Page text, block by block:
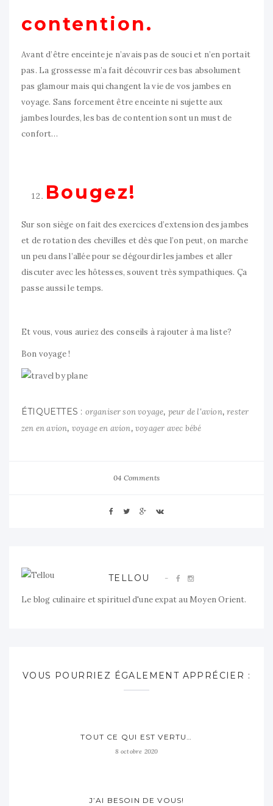
contention.
Avant d’être enceinte je n’avais pas de souci et n’en portait
pas. La grossesse m’a fait découvrir ces bas absolument
pas glamour mais qui changent la vie de vos jambes en
voyage. Sans forcement être enceinte ni sujette aux
jambes lourdes, les bas de contention sont un must de
confort…
Bougez!
Sur son siège on fait des exercices d’extension des jambes
et de rotation des chevilles et dès que l’on peut, on marche
un peu dans l’allée pour se dégourdir les jambes et aller
discuter avec les hôtesses, souvent très sympathiques. Ça
passe aussi le temps.
Et vous, vous auriez des conseils à rajouter à ma liste?
Bon voyage !
ÉTIQUETTES : organiser son voyage, peur de l'avion,rester
zen en avion, voyage en avion,voyager avec bébé
04 Comments
TELLOU
Le blog culinaire et spirituel d'une expat au Moyen Orient.
VOUS POURRIEZ ÉGALEMENT APPRÉCIER :
TOUT CE QUI EST VERTU…
8 octobre 2020
J’AI BESOIN DE VOUS!